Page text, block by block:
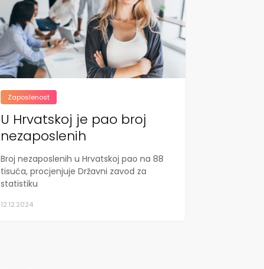
Zaposlenost
U Hrvatskoj je pao broj
nezaposlenih
Broj nezaposlenih u Hrvatskoj pao na 88
tisuća, procjenjuje Državni zavod za
statistiku
12.12.2024